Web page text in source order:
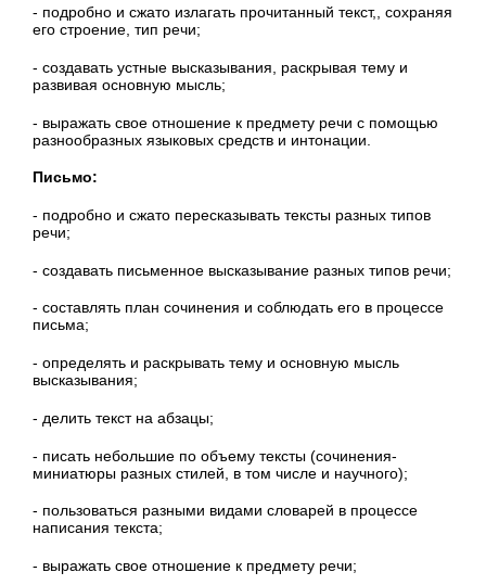
- подробно и сжато излагать прочитанный текст,, сохраняя
его строение, тип речи;
- создавать устные высказывания, раскрывая тему и
развивая основную мысль;
- выражать свое отношение к предмету речи с помощью
разнообразных языковых средств и интонации.
Письмо:
- подробно и сжато пересказывать тексты разных типов
речи;
- создавать письменное высказывание разных типов речи;
- составлять план сочинения и соблюдать его в процессе
письма;
- определять и раскрывать тему и основную мысль
высказывания;
- делить текст на абзацы;
- писать небольшие по объему тексты (сочинения-
миниатюры разных стилей, в том числе и научного);
- пользоваться разными видами словарей в процессе
написания текста;
- выражать свое отношение к предмету речи;